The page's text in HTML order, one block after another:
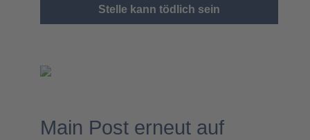
Stelle kann tödlich sein
Main Post erneut auf